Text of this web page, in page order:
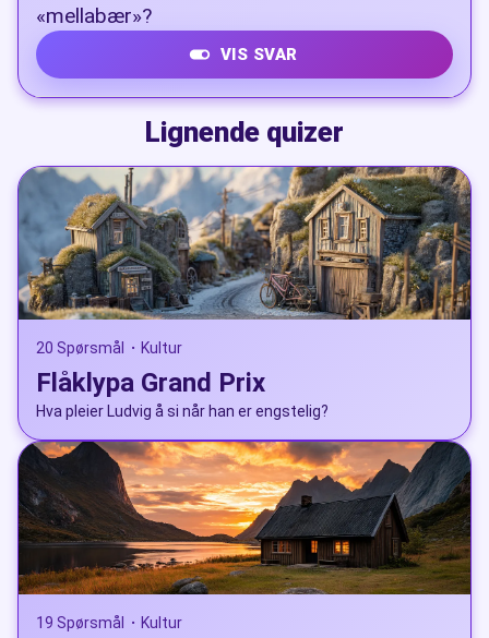
«mellabær»?
VIS SVAR
At klærne ikke dekker magen eller ryggen
Lignende quizer
20 Spørsmål • Kultur
Flåklypa Grand Prix
Hva pleier Ludvig å si når han er engstelig?
19 Spørsmål • Kultur